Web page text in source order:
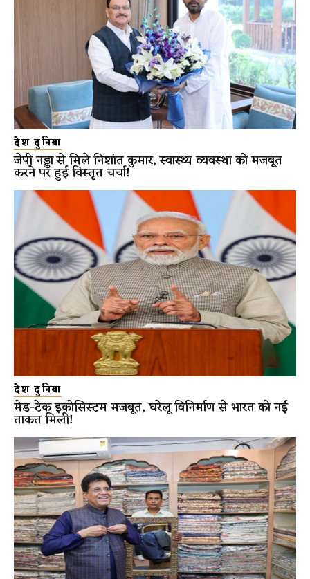
देश दुनिया
जेपी नड्डा से मिले निशांत कुमार, स्वास्थ्य व्यवस्था को मजबूत
करने पर हुई विस्तृत चर्चा!
देश दुनिया
मेड-टेक इकोसिस्टम मजबूत, घरेलू विनिर्माण से भारत को नई
ताकत मिली!